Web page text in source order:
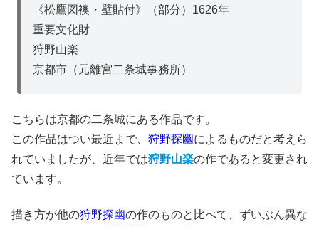
《松鷹図襖・壁貼付》（部分）1626年
重要文化財
狩野山楽
京都市（元離宮二条城事務所）
こちらは京都の二条城にある作品です。
この作品はつい最近まで、 狩野探幽によるものだと考えら
れていましたが、近年では狩野山楽の作であると変更され
ています。
描き方が他の狩野探幽の作のものと比べて、ずいぶん異な